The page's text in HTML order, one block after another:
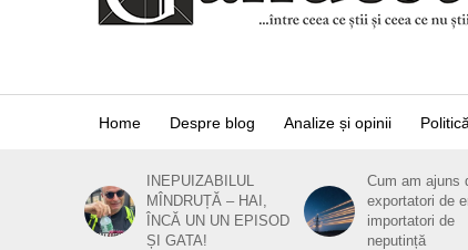
Home Despre blog Analize și opinii Politică
INEPUIZABILUL
MÎNDRUȚĂ – HAI,
ÎNCĂ UN UN EPISOD
ȘI GATA!
Cum am ajuns
exportatori de
importatori de
neputință